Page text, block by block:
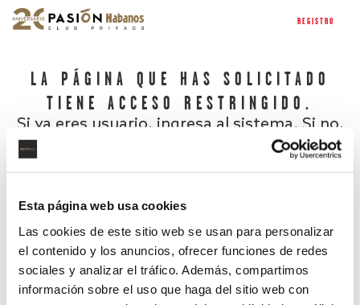
Esta página web usa cookies
Las cookies de este sitio web se usan para personalizar
el contenido y los anuncios, ofrecer funciones de redes
sociales y analizar el tráfico. Además, compartimos
información sobre el uso que haga del sitio web con
REGISTRO
LA PÁGINA QUE HAS SOLICITADO
TIENE ACCESO RESTRINGIDO.
Si ya eres usuario, ingresa al sistema. Si no,